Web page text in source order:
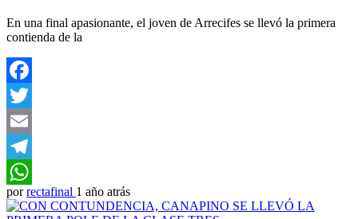
En una final apasionante, el joven de Arrecifes se llevó la primera
contienda de la
Facebook
Twitter
Email
Telegram
WhatsApp
por rectafinal 1 año atrás